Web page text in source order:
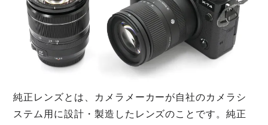
純正レンズとは、カメラメーカーが自社のカメラシ
ステム用に設計・製造したレンズのことです。純正